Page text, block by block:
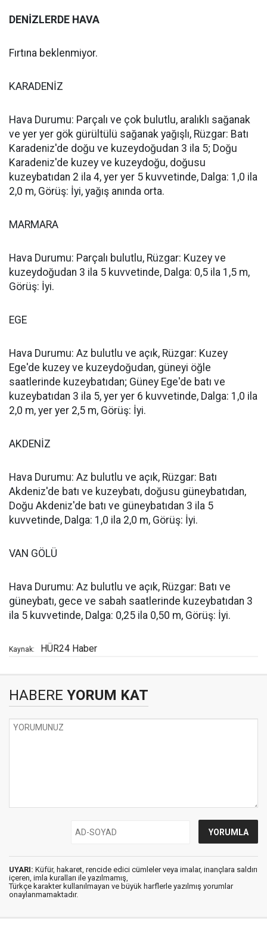
DENİZLERDE HAVA
Fırtına beklenmiyor.
KARADENİZ
Hava Durumu: Parçalı ve çok bulutlu, aralıklı sağanak
ve yer yer gök gürültülü sağanak yağışlı, Rüzgar: Batı
Karadeniz'de doğu ve kuzeydoğudan 3 ila 5; Doğu
Karadeniz'de kuzey ve kuzeydoğu, doğusu
kuzeybatıdan 2 ila 4, yer yer 5 kuvvetinde, Dalga: 1,0 ila
2,0 m, Görüş: İyi, yağış anında orta.
MARMARA
Hava Durumu: Parçalı bulutlu, Rüzgar: Kuzey ve
kuzeydoğudan 3 ila 5 kuvvetinde, Dalga: 0,5 ila 1,5 m,
Görüş: İyi.
EGE
Hava Durumu: Az bulutlu ve açık, Rüzgar: Kuzey
Ege'de kuzey ve kuzeydoğudan, güneyi öğle
saatlerinde kuzeybatıdan; Güney Ege'de batı ve
kuzeybatıdan 3 ila 5, yer yer 6 kuvvetinde, Dalga: 1,0 ila
2,0 m, yer yer 2,5 m, Görüş: İyi.
AKDENİZ
Hava Durumu: Az bulutlu ve açık, Rüzgar: Batı
Akdeniz'de batı ve kuzeybatı, doğusu güneybatıdan,
Doğu Akdeniz'de batı ve güneybatıdan 3 ila 5
kuvvetinde, Dalga: 1,0 ila 2,0 m, Görüş: İyi.
VAN GÖLÜ
Hava Durumu: Az bulutlu ve açık, Rüzgar: Batı ve
güneybatı, gece ve sabah saatlerinde kuzeybatıdan 3
ila 5 kuvvetinde, Dalga: 0,25 ila 0,50 m, Görüş: İyi.
Kaynak: HÜR24 Haber
HABERE YORUM KAT
UYARI: Küfür, hakaret, rencide edici cümleler veya imalar, inançlara saldırı
içeren, imla kuralları ile yazılmamış,
Türkçe karakter kullanılmayan ve büyük harflerle yazılmış yorumlar
onaylanmamaktadır.